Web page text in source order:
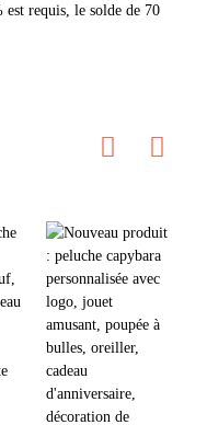
requis, le solde de 70